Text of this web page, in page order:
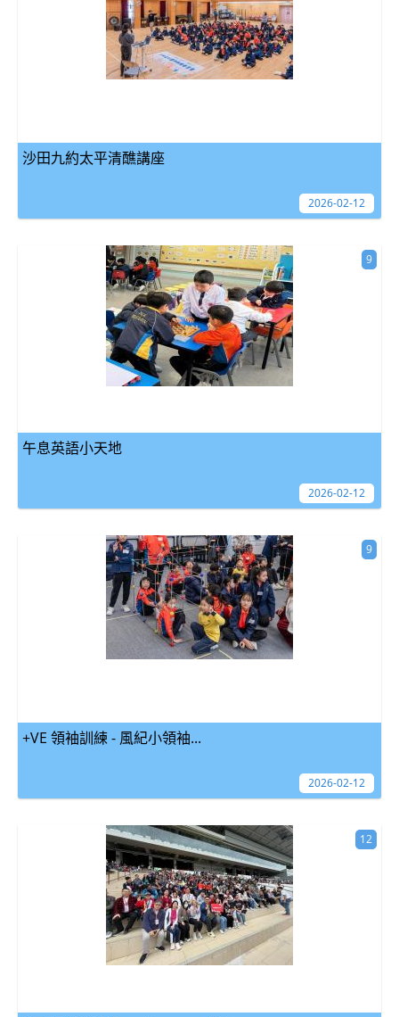
沙田九約太平清醮講座
2026-02-12
午息英語小天地
9
2026-02-12
+VE 領袖訓練 - 風紀小領袖...
9
2026-02-12
12